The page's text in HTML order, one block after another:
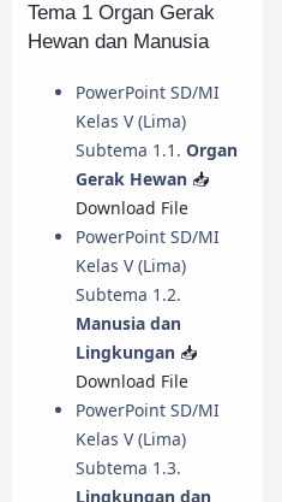
Tema 1 Organ Gerak
Hewan dan Manusia
PowerPoint SD/MI
Kelas V (Lima)
Subtema 1.1. Organ
Gerak Hewan 📥
Download File
PowerPoint SD/MI
Kelas V (Lima)
Subtema 1.2.
Manusia dan
Lingkungan 📥
Download File
PowerPoint SD/MI
Kelas V (Lima)
Subtema 1.3.
Lingkungan dan